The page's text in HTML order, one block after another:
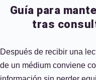
Guía para
tras
Después de recibir una
de un médium conviene